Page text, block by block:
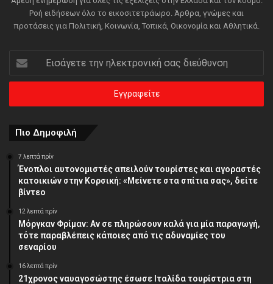
Ροή ειδήσεων όλο το εικοσιτετράωρο. Άρθρα, γνώμες και
προτάσεις για Πολιτική, Κοινωνία, Τοπικά, Οικονομία και Αθλητικά.
την
ηλεκτρονική
διεύθυνση
Πιο Δημοφιλή
7 λεπτά πρίν
Ένοπλοι αυτονομιστές απειλούν τουρίστες και αγοραστές
κατοικιών στην Κορσική: «Μείνετε στα σπίτια σας», δείτε
βίντεο
12 λεπτά πρίν
Μόργκαν Φρίμαν: Αν σε πληρώσουν καλά για μία παραγωγή,
τότε παραβλέπεις κάποιες από τις αδυναμίες του
σεναρίου
16 λεπτά πρίν
21χρονος ναυαγοσώστης έσωσε Ιταλίδα τουρίστρια στη